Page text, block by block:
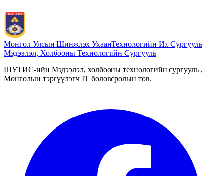
Монгол Улсын Шинжлэх УхаанТехнологийн Их Сургууль
Мэдээлэл, Холбооны Технологийн Сургууль
ШУТИС-ийн Мэдээлэл, холбооны технологийн сургууль ,
Монголын тэргүүлэгч IT боловсролын төв.